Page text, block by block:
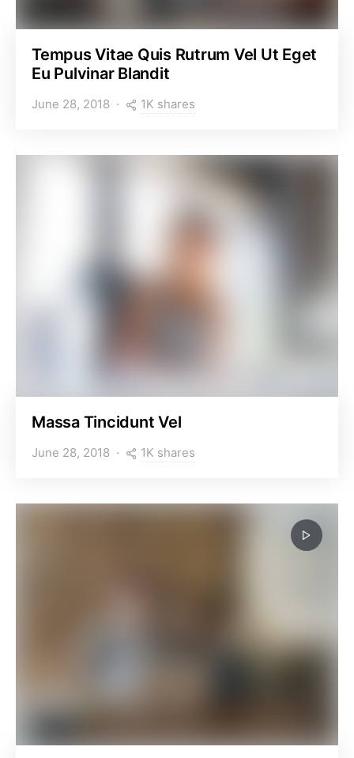
Tempus Vitae Quis Rutrum Vel Ut Eget
Eu Pulvinar Blandit
June 28, 2018 1K shares
Massa Tincidunt Vel
June 28, 2018 1K shares